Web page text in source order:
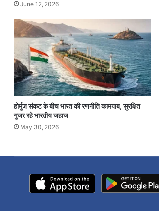
June 12, 2026
होर्मुज संकट के बीच भारत की रणनीति कामयाब, सुरक्षित
गुजर रहे भारतीय जहाज
May 30, 2026